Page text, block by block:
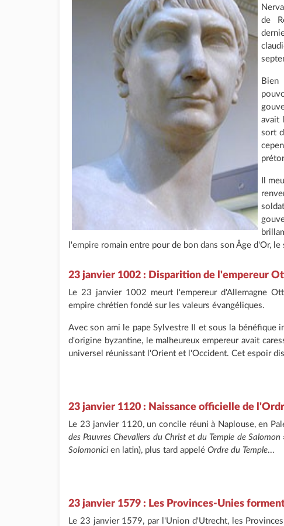
de
avait
sort
Il
l'empire romain entre pour de bon dans son Âge d'Or,
23 janvier 1002 : Disparition de l'empereur
Le 23 janvier 1002 meurt l'empereur d'Allemagne
empire chrétien fondé sur les valeurs évangéliques.
Avec son ami le pape Sylvestre II et sous la bénéfique
d'origine byzantine, le malheureux empereur avait
universel réunissant l'Orient et l'Occident. Cet espoir
23 janvier 1120 : Naissance officielle de
Le 23 janvier 1120, un concile réuni à Naplouse, en
des Pauvres Chevaliers du Christ et du Temple de Salomon
Solomonici en latin), plus tard appelé Ordre du Temple...
23 janvier 1579 : Les Provinces-Unies
Le 23 janvier 1579, par l'Union d'Utrecht, les